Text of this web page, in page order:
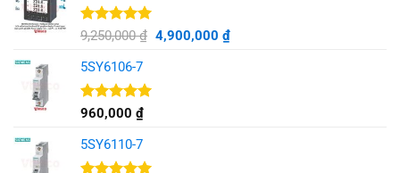
Được xếp
5 sao
9,250,000₫ Giá
4,900,000 ₫Giá
5SY6106-7
Được xếp
5 sao
960,000 ₫
5SY6110-7